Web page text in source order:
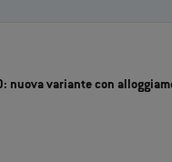
nuova variante con